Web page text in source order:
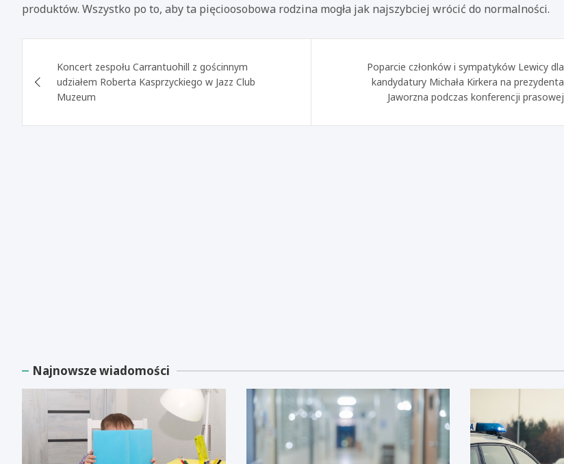
produktów. Wszystko po to, aby ta pięcioosobowa rodzina mogła jak najszybciej wrócić do normalności.
wpisu
Koncert zespołu Carrantuohill z gościnnym
udziałem Roberta Kasprzyckiego w Jazz Club
Muzeum
Poparcie członków i sympatyków Lewicy dla
kandydatury Michała Kirkera na prezydenta
Jaworzna podczas konferencji prasowej
Najnowsze wiadomości